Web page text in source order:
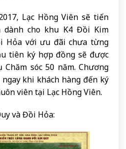
Lạc Hồng Viên sẽ tiến
dành cho khu K4 Đồi Kim
Hỏa với ưu đãi chưa từng
tiên ký hợp đồng sẽ được
Chăm sóc 50 năm. Chương
khi khách hàng đến ký
viên tại Lạc Hồng Viên.
và Đồi Hỏa: